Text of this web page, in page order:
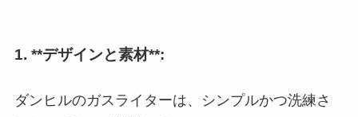
1. **デザインと素材**:
ダンヒルのガスライターは、シンプルかつ洗練さ